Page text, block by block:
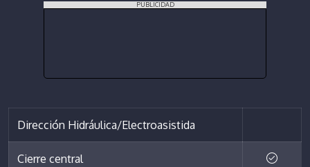
PUBLICIDAD
Dirección Hidráulica/Electroasistida
Cierre central